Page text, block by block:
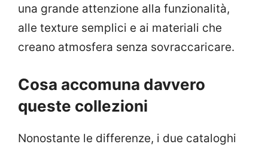
una grande attenzione alla funzionalità,
alle texture semplici e ai materiali che
creano atmosfera senza sovraccaricare.
Cosa accomuna davvero
queste collezioni
Nonostante le differenze, i due cataloghi